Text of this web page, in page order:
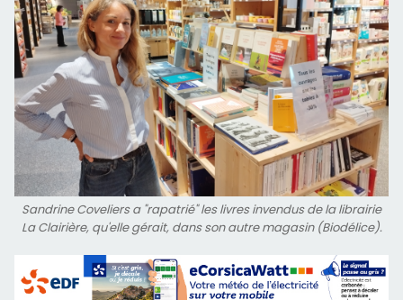
Sandrine Coveliers a "rapatrié" les livres invendus de la librairie
La Clairière, qu'elle gérait, dans son autre magasin (Biodélice).